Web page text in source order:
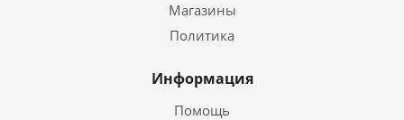
Магазины
Политика
Информация
Помощь